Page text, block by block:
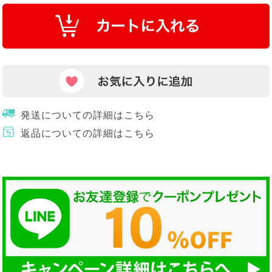
発送についての詳細はこちら
返品についての詳細はこちら